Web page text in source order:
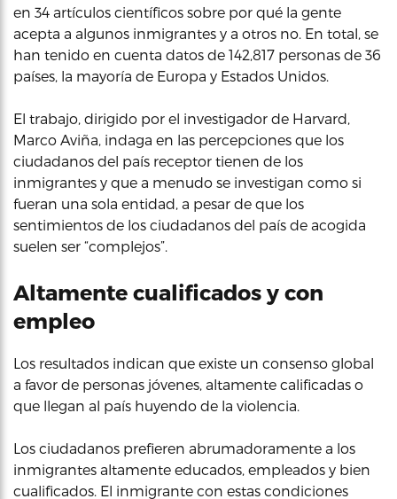
en 34 artículos científicos sobre por qué la gente
acepta a algunos inmigrantes y a otros no. En total, se
han tenido en cuenta datos de 142,817 personas de 36
países, la mayoría de Europa y Estados Unidos.
El trabajo, dirigido por el investigador de Harvard,
Marco Aviña, indaga en las percepciones que los
ciudadanos del país receptor tienen de los
inmigrantes y que a menudo se investigan como si
fueran una sola entidad, a pesar de que los
sentimientos de los ciudadanos del país de acogida
suelen ser “complejos”.
Altamente cualificados y con
empleo
Los resultados indican que existe un consenso global
a favor de personas jóvenes, altamente calificadas o
que llegan al país huyendo de la violencia.
Los ciudadanos prefieren abrumadoramente a los
inmigrantes altamente educados, empleados y bien
cualificados. El inmigrante con estas condiciones